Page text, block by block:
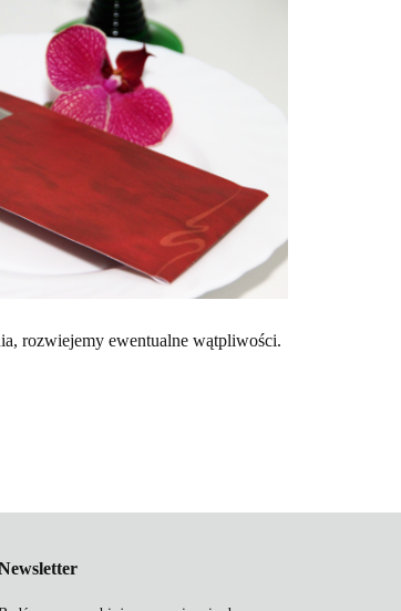
rozwiejemy ewentualne wątpliwości.